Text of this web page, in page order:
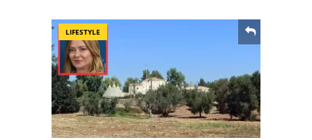
LIFESTYLE